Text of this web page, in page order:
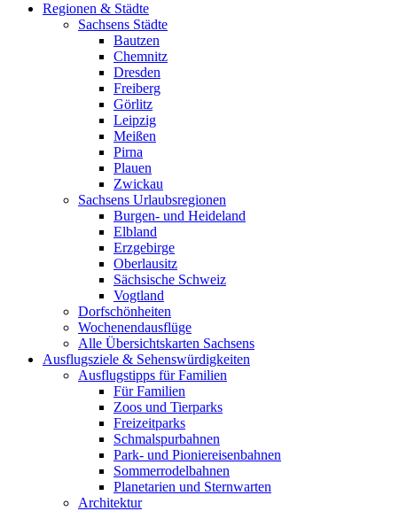
Regionen & Städte
Sachsens Städte
Bautzen
Chemnitz
Dresden
Freiberg
Görlitz
Leipzig
Meißen
Pirna
Plauen
Zwickau
Sachsens Urlaubsregionen
Burgen- und Heideland
Elbland
Erzgebirge
Oberlausitz
Sächsische Schweiz
Vogtland
Dorfschönheiten
Wochenendausflüge
Alle Übersichtskarten Sachsens
Ausflugsziele & Sehenswürdigkeiten
Ausflugstipps für Familien
Für Familien
Zoos und Tierparks
Freizeitparks
Schmalspurbahnen
Park- und Pioniereisenbahnen
Sommerrodelbahnen
Planetarien und Sternwarten
Architektur